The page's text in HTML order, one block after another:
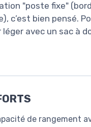
"poste fixe"
c’est bien pensé.
avec un sac à
de rangement